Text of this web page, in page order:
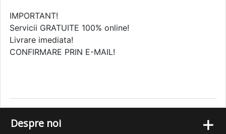
IMPORTANT!
Servicii GRATUITE 100% online!
Livrare imediata!
CONFIRMARE PRIN E-MAIL!
Despre noi +